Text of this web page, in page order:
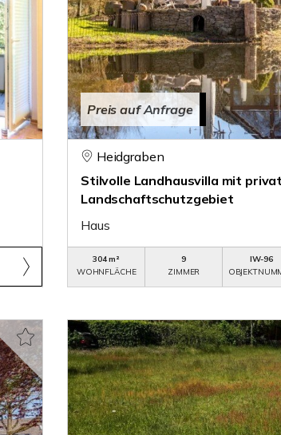
Preis auf Anfrage
Heidgraben
Stilvolle Landhausvilla mit
Landschaftschutzgebiet
Haus
304 m²
WOHNFLÄCHE
9
ZIMMER
IW-96